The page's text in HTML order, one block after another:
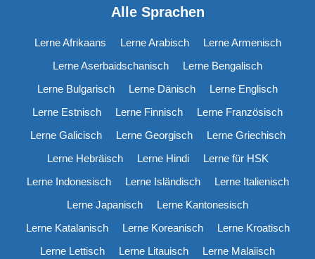
Alle Sprachen
Lerne Afrikaans Lerne Arabisch
Lerne Armenisch
Lerne Aserbaidschanisch
Lerne Bengalisch
Lerne Bulgarisch
Lerne Dänisch
Lerne Englisch
Lerne Estnisch
Lerne Finnisch
Lerne Französisch
Lerne Galicisch
Lerne Georgisch
Lerne Griechisch
Lerne Hebräisch
Lerne Hindi
Lerne für HSK
Lerne Indonesisch
Lerne Isländisch
Lerne Italienisch
Lerne Japanisch
Lerne Kantonesisch
Lerne Katalanisch
Lerne Koreanisch
Lerne Kroatisch
Lerne Lettisch
Lerne Litauisch
Lerne Malaiisch